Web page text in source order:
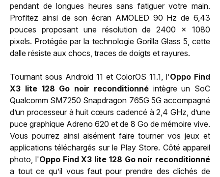
pendant de longues heures sans fatiguer votre main.
Profitez ainsi de son écran AMOLED 90 Hz de 6,43
pouces proposant une résolution de 2400 x 1080
pixels. Protégée par la technologie Gorilla Glass 5, cette
dalle résiste aux chocs, traces de doigts et rayures.
Tournant sous Android 11 et ColorOS 11.1, l'Oppo Find
X3 lite 128 Go noir reconditionnéintègre un SoC
Qualcomm SM7250 Snapdragon 765G 5G accompagné
d’un processeur à huit cœurs cadencé à 2,4 GHz, d’une
puce graphique Adreno 620 et de 8 Go de mémoire vive.
Vous pourrez ainsi aisément faire tourner vos jeux et
applications téléchargés sur le Play Store. Côté appareil
photo, l'Oppo Find X3 lite 128 Go noir reconditionné
a tout ce qu’il vous faut pour prendre des clichés de